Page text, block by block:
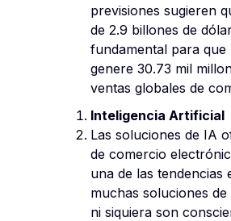
previsiones sugieren
de 2.9 billones de
fundamental para que
genere 30.73 mil
ventas globales de
Inteligencia Artificial
Las soluciones de IA
de comercio
una de las tendencias
muchas soluciones
ni siquiera son